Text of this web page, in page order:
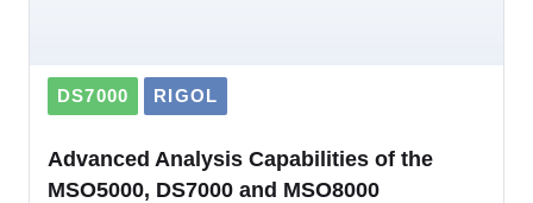
DS7000 RIGOL
Advanced Analysis Capabilities of the
MSO5000, DS7000 and MSO8000